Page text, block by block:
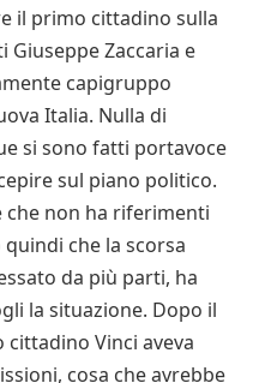
il primo cittadino sulla
Giuseppe Zaccaria e
capigruppo
Italia. Nulla di
si sono fatti portavoce
sul piano politico.
che non ha riferimenti
quindi che la scorsa
da più parti, ha
la situazione. Dopo il
Vinci aveva
cosa che avrebbe